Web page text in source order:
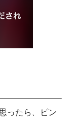
ったら、ピン